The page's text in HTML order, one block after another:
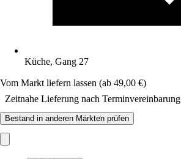
Küche, Gang 27
Vom Markt liefern lassen (ab 49,00 €)
Zeitnahe Lieferung nach Terminvereinbarung
Bestand in anderen Märkten prüfen